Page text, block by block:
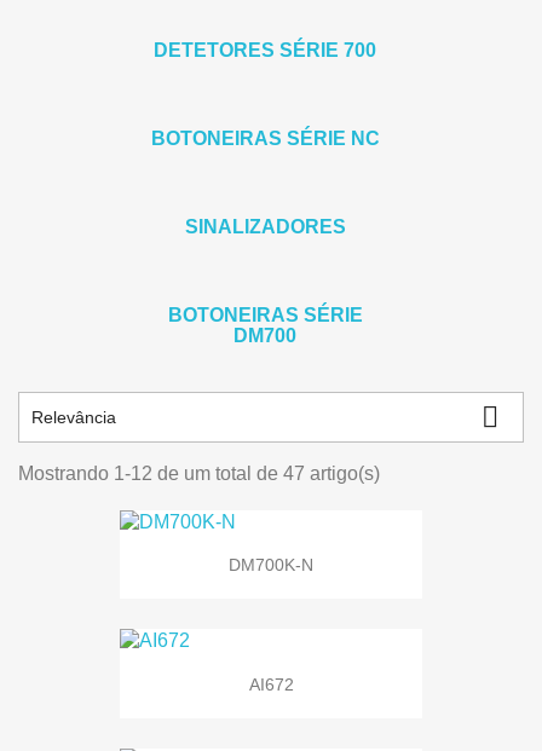
DETETORES SÉRIE 700
BOTONEIRAS SÉRIE NC
SINALIZADORES
BOTONEIRAS SÉRIE
DM700
Relevância 
Mostrando 1-12 de um total de 47 artigo(s)
DM700K-N
AI672